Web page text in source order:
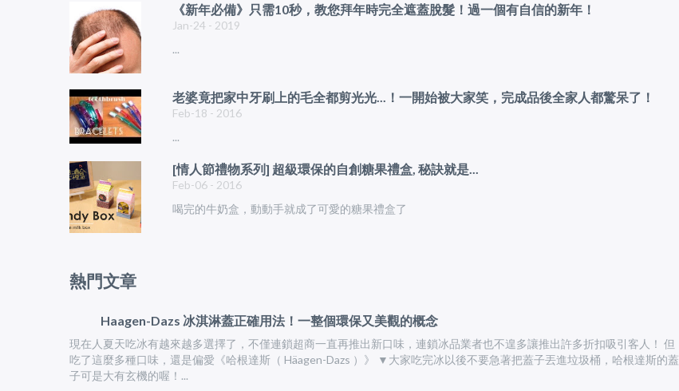
《新年必備》只需10秒，教您拜年時完全遮蓋脫髮！過一個有自信的新年！
Jan-24 - 2019
...
老婆竟把家中牙刷上的毛全都剪光光...！一開始被大家笑，完成品後全家人都驚呆了！
Feb-18 - 2016
...
[情人節禮物系列] 超級環保的自創糖果禮盒, 秘訣就是...
Feb-06 - 2016
喝完的牛奶盒，動動手就成了可愛的糖果禮盒了
熱門文章
Haagen-Dazs 冰淇淋蓋正確用法！一整個環保又美觀的概念
現在人夏天吃冰有越來越多選擇了，不僅連鎖超商一直再推出新口味，連鎖冰品業者也不遑多讓推出許多折扣吸引客人！ 但
吃了這麼多種口味，還是偏愛《哈根達斯（ Häagen-Dazs ）》 ▼大家吃完冰以後不要急著把蓋子丟進垃圾桶，哈根達斯的蓋
子可是大有玄機的喔！...